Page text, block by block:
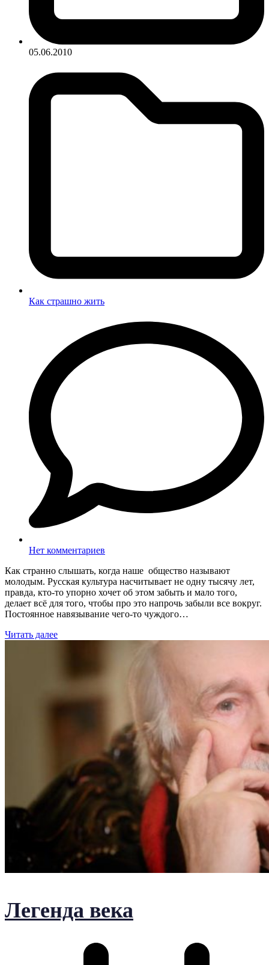
05.06.2010
Как страшно жить
Нет комментариев
Как странно слышать, когда наше общество называют
молодым. Русская культура насчитывает не одну тысячу лет,
правда, кто-то упорно хочет об этом забыть и мало того,
делает всё для того, чтобы про это напрочь забыли все вокруг.
Постоянное навязывание чего-то чуждого…
Читать далее
Легенда века